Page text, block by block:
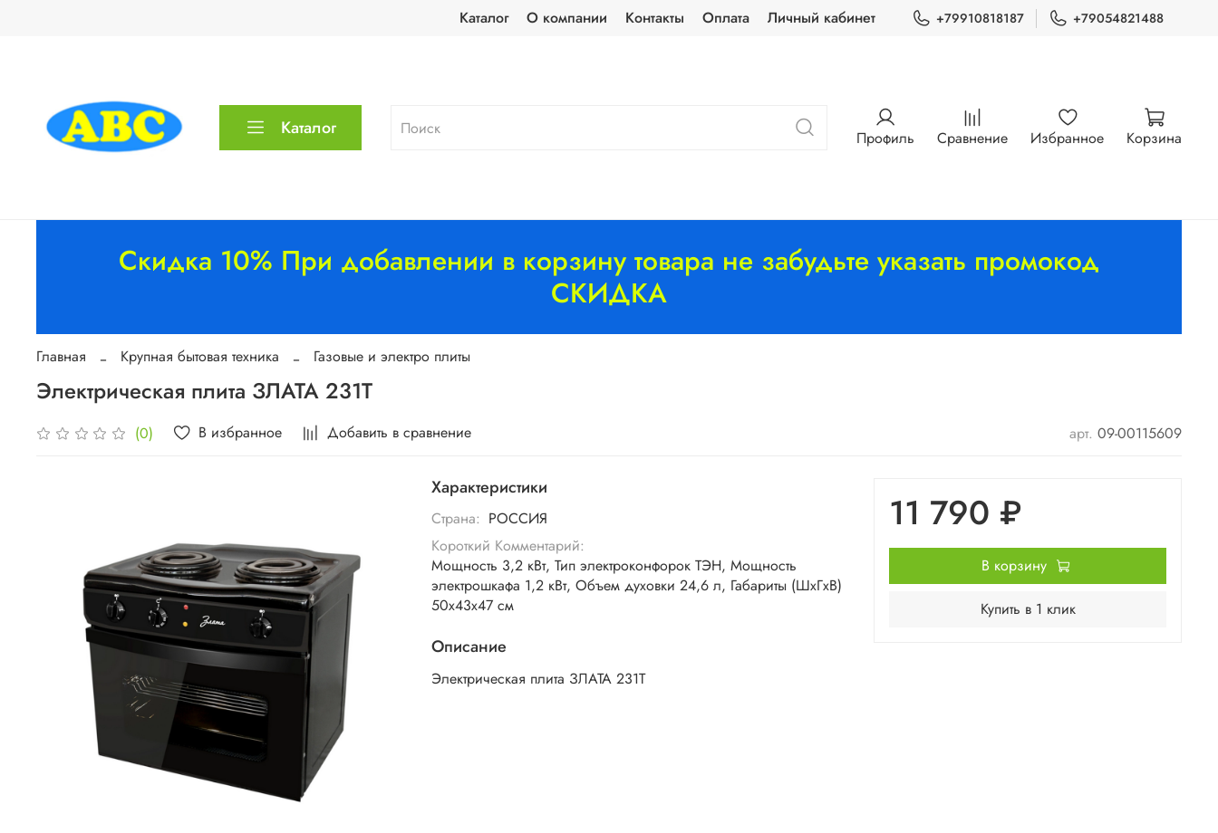
Каталог О компании Контакты Оплата Личный кабинет +79910818187 +79054821488
Каталог Профиль Сравнение Избранное Корзина
Скидка 10% При добавлении в корзину товара не забудьте указать промокод
СКИДКА
Главная Крупная бытовая техника Газовые и электро плиты
Электрическая плита ЗЛАТА 231Т
(0) В избранное Добавить в сравнение арт. 09-00115609
Характеристики
Страна: РОССИЯ
Короткий Комментарий:
Мощность 3,2 кВт, Тип электроконфорок ТЭН, Мощность
электрошкафа 1,2 кВт, Объем духовки 24,6 л, Габариты (ШхГхВ)
50х43х47 см
Описание
Электрическая плита ЗЛАТА 231Т
11 790 ₽
В корзину
Купить в 1 клик